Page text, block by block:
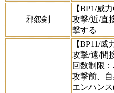
邪怨剣
【BP1/威力
攻撃/近/直
撃する
【BP11/威
攻撃/遠/間
回数制限
攻撃前、
エンハン